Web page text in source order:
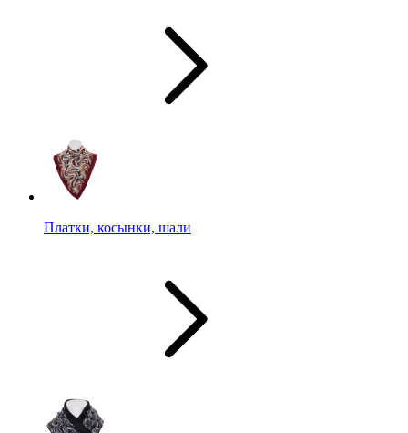
Платки, косынки, шали